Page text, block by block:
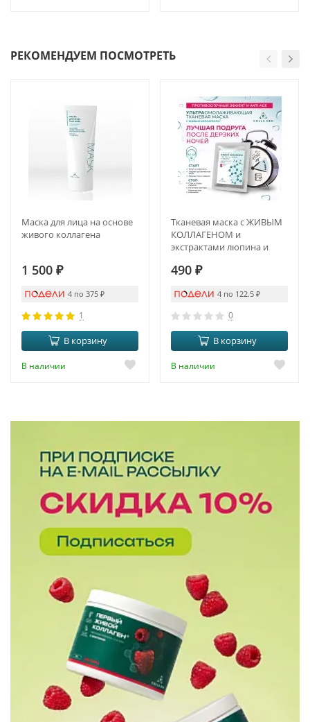
РЕКОМЕНДУЕМ ПОСМОТРЕТЬ
Маска для лица на основе
живого коллагена
1 500 ₽
4 по 375 ₽
1
В корзину
В наличии
Тканевая маска с ЖИВЫМ
КОЛЛАГЕНОМ и
экстрактами люпина и
ПРОТИВООТЁЧНЫЙ
490 ₽
4 по 122.5 ₽
0
В корзину
В наличии